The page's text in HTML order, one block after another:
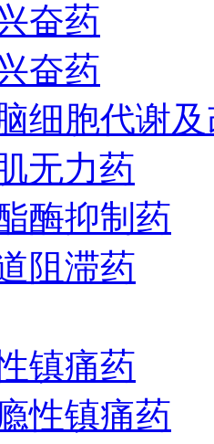
奋药
奋药
细胞代谢
无力药
酶抑制药
阻滞药
镇痛药
性镇痛药